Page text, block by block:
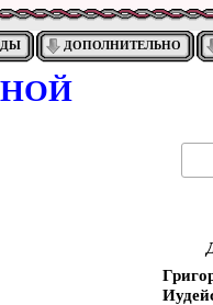
ДОПОЛНИТЕЛЬНО